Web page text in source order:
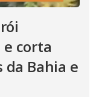
corta
da Bahia e